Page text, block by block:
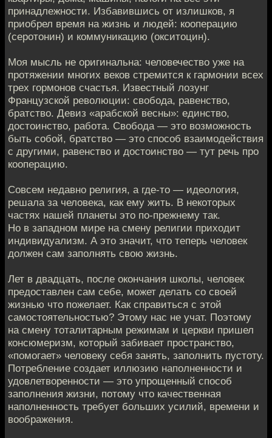
принадлежности. Избавившись от излишков, я
приобрел время на жизнь и людей: кооперацию
(серотонин) и коммуникацию (окситоцин).
Моя мысль не оригинальна: человечество уже на
протяжении многих веков стремится к гармонии всех
трех гормонов счастья. Известный лозунг
Французской революции: свобода, равенство,
братство. Девиз «арабской весны»: единство,
достоинство, работа. Свобода — это возможность
быть собой, братство — это способ взаимодействия
с другими, равенство и достоинство — тут речь про
кооперацию.
Совсем недавно религия, а где-то — идеология,
решала за человека, как ему жить. В некоторых
частях нашей планеты это по-прежнему так.
Но в западном мире на смену религии приходит
индивидуализм. А это значит, что теперь человек
должен сам заполнять свою жизнь.
Лет в двадцать, после окончания школы, человек
предоставлен сам себе, может делать со своей
жизнью что пожелает. Как справиться с этой
самостоятельностью? Этому нас не учат. Поэтому
на смену тоталитарным режимам и церкви пришел
консюмеризм, который забивает пространство,
«помогает» человеку себя занять, заполнить пустоту.
Потребление создает иллюзию наполненности и
удовлетворенности — это упрощенный способ
заполнения жизни, потому что качественная
наполненность требует больших усилий, времени и
воображения.